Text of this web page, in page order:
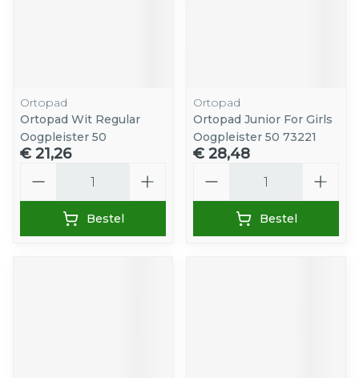
Ortopad
Ortopad Wit Regular
Oogpleister 50
€ 21,26
Bestel
Ortopad
Ortopad Junior For Girls
Oogpleister 50 73221
€ 28,48
Bestel